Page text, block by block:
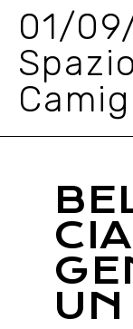
01/